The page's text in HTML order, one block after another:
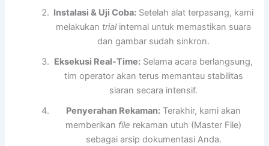
Instalasi & Uji Coba: Setelah alat terpasang, kami
melakukan trialinternal untuk memastikan suara
dan gambar sudah sinkron.
Eksekusi Real-Time: Selama acara berlangsung,
tim operator akan terus memantau stabilitas
siaran secara intensif.
Penyerahan Rekaman: Terakhir, kami akan
memberikan file rekaman utuh (Master File)
sebagai arsip dokumentasi Anda.